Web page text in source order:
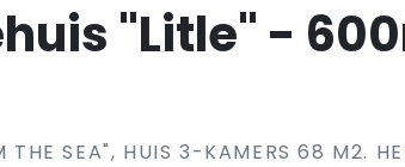
"Litle" -
SEA", HUIS 3-KAMERS 68 M2.